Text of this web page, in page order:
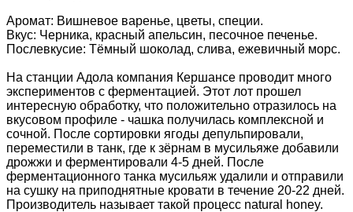
Аромат: Вишневое варенье, цветы, специи.
Вкус: Черника, красный апельсин, песочное печенье.
Послевкусие: Тёмный шоколад, слива, ежевичный морс.
На станции Адола компания Кершансе проводит много
экспериментов с ферментацией. Этот лот прошел
интересную обработку, что положительно отразилось на
вкусовом профиле - чашка получилась комплексной и
сочной. После сортировки ягоды депульпировали,
переместили в танк, где к зёрнам в мусильяже добавили
дрожжи и ферментировали 4-5 дней. После
ферментационного танка мусильяж удалили и отправили
на сушку на приподнятные кровати в течение 20-22 дней.
Производитель называет такой процесс natural honey.